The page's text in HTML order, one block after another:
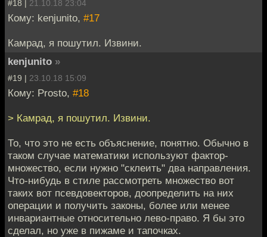
#18 | 21.10.18 23:04
Кому: kenjunito, #17
Камрад, я пошутил. Извини.
kenjunito »
#19 | 23.10.18 15:09
Кому: Prosto, #18
> Камрад, я пошутил. Извини.
То, что это не есть объяснение, понятно. Обычно в
таком случае математики используют фактор-
множество, если нужно "склеить" два направления.
Что-нибудь в стиле рассмотреть множество вот
таких вот псевдовекторов, доопределить на них
операции и получить законы, более или менее
инвариантные относительно лево-право. Я бы это
сделал, но уже в пижаме и тапочках.